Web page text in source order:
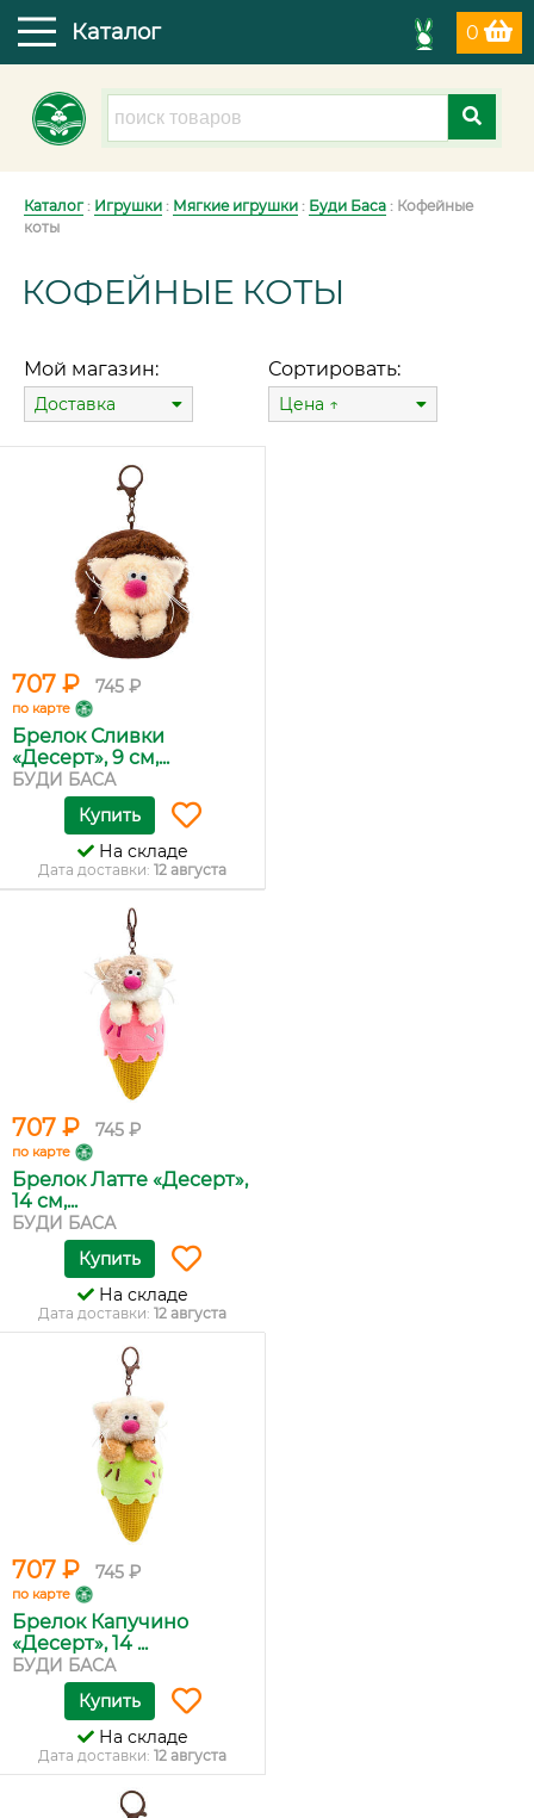
0
Каталог
Каталог: Игрушки : Мягкие игрушки : Буди Баса : Кофейные
коты
КОФЕЙНЫЕ КОТЫ
Мой магазин:
Доставка
Сортировать:
Цена ↑
707 ₽ 745 ₽
по карте
Брелок Сливки
«Десерт», 9 см,...
БУДИ БАСА
Купить
На складе
Дата доставки: 12 августа
707 ₽ 745 ₽
по карте
Брелок Латте «Десерт»,
14 см,...
БУДИ БАСА
Купить
На складе
Дата доставки: 12 августа
707 ₽ 745 ₽
по карте
Брелок Капучино
«Десерт», 14 ...
БУДИ БАСА
Купить
На складе
Дата доставки: 12 августа